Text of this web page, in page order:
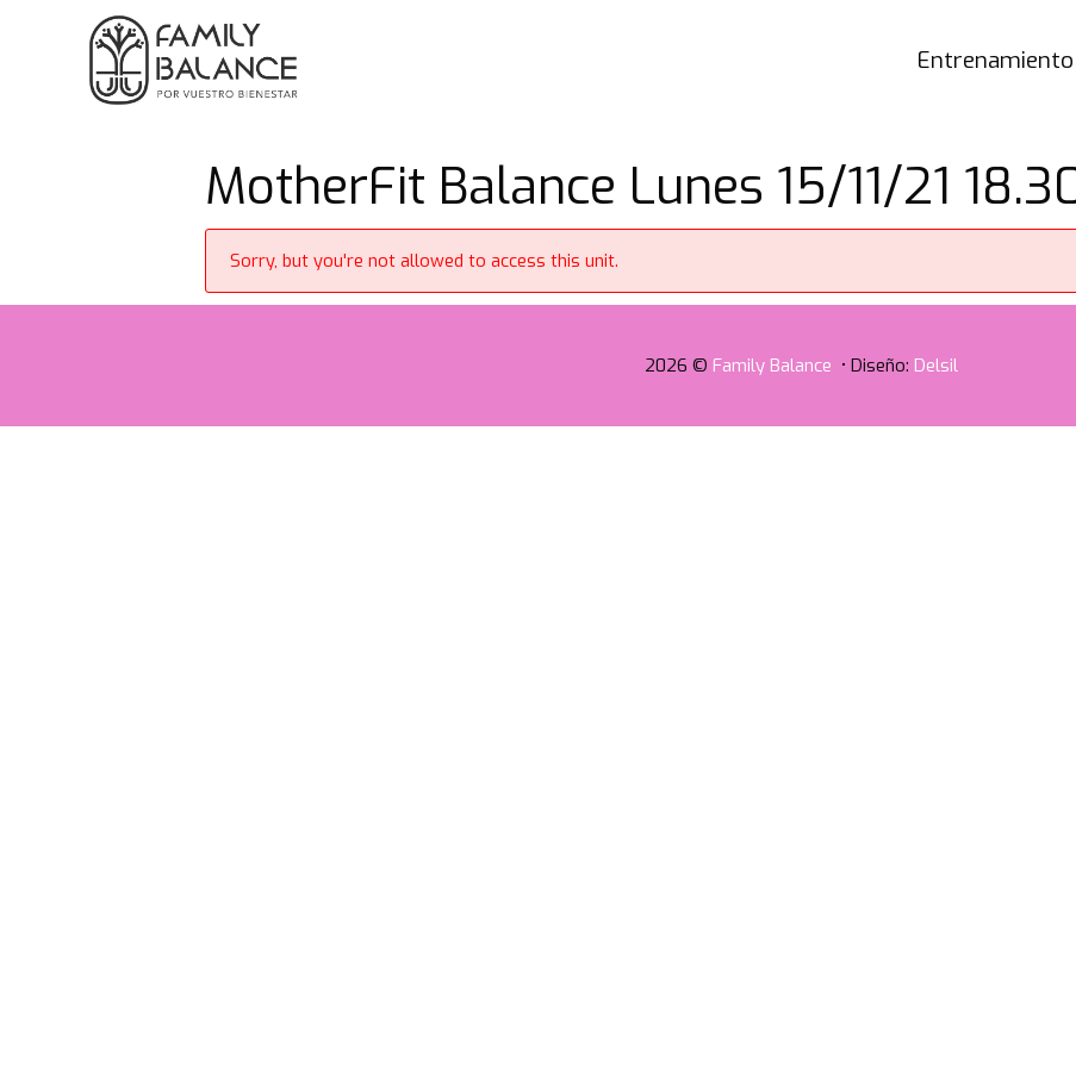
MotherFit Balance Lunes 15/11/21
Sorry, but you're not allowed to access this unit.
2026 © Family Balance • Diseño: Delsil